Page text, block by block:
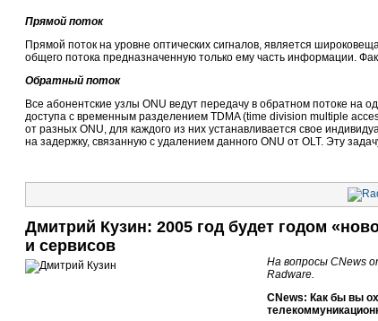
Прямой поток
Прямой поток на уровне оптических сигналов, является
общего потока предназначенную только ему часть информации.
Обратный поток
Все абонентские узлы ONU ведут передачу в обратном потоке на
доступа с временным разделением TDMA (time division multiple
от разных ONU, для каждого из них устанавливается свое
на задержку, связанную с удалением данного ONU от OLT. Эту
Дмитрий Кузин: 2005 год будет годом
и сервисов
На вопросы CNews
Radware.
CNews: Как бы вы